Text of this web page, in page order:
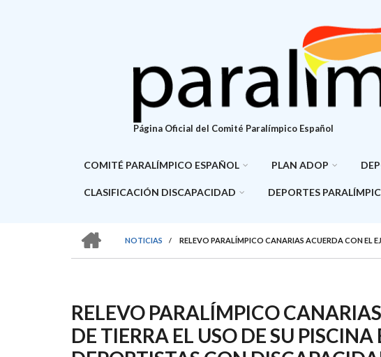
Página Oficial del Comité Paralímpico Español
COMITÉ PARALÍMPICO ESPAÑOL PLAN ADOP
CLASIFICACIÓN DISCAPACIDAD DEPORTES
SOBRESCRIBIR
DE
AYUDA
A
NOTICIAS
/ RELEVO PARALÍMPICO CANARIAS ACUERDA CON EL
RELEVO PARALÍMPICO
DE TIERRA EL USO DE SU